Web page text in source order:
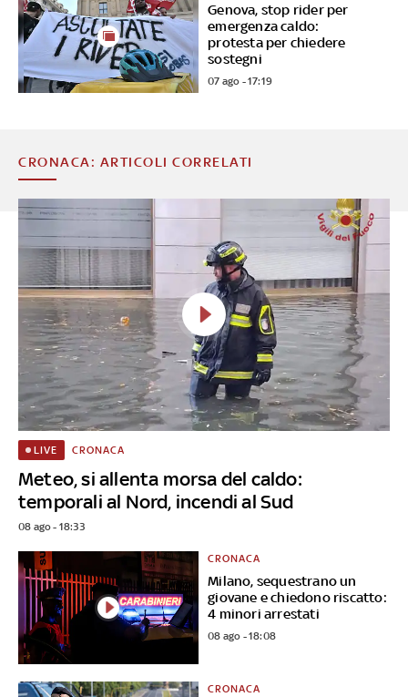
Genova, stop rider per
emergenza caldo:
protesta per chiedere
sostegni
07 ago - 17:19
CRONACA: ARTICOLI CORRELATI
Meteo, si allenta morsa del caldo:
temporali al Nord, incendi al Sud
LIVE CRONACA
08 ago - 18:33
Milano, sequestrano un
giovane e chiedono riscatto:
4 minori arrestati
CRONACA
08 ago - 18:08
CRONACA